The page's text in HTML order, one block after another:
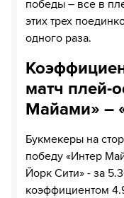
победы – все в
этих трех
одного раза.
матч
Майами» –
Букмекеры на
победу «Интер
Йорк Сити» - за
коэффициентом